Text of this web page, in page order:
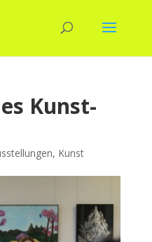
Kunst-
, Kunst